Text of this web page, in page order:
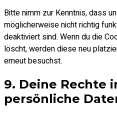
Bitte nimm zur Kenntnis, dass
möglicherweise nicht richtig
deaktiviert sind. Wenn du die
löscht, werden diese neu
erneut besuchst.
9. Deine Rechte
persönliche